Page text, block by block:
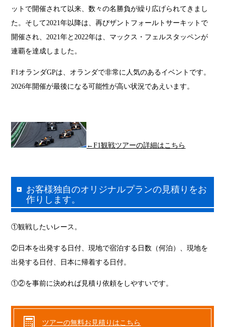
ットで開催されて以来、数々の名勝負が繰り広げられてきまし
た。そして2021年以降は、再びザントフォールトサーキットで
開催され、2021年と2022年は、マックス・フェルスタッペンが
連覇を達成しました。
F1オランダGPは、オランダで非常に人気のあるイベントです。
2026年開催が最後になる可能性が高い状況であえいます。
←F1観戦ツアーの詳細はこちら
お客様独自のオリジナルプランの見積りをお
作りします。
①観戦したいレース。
②日本を出発する日付、現地で宿泊する日数（何泊）、現地を
出発する日付、日本に帰着する日付。
①②を事前に決めれば見積り依頼をしやすいです。
ツアーの無料お見積りはこちら